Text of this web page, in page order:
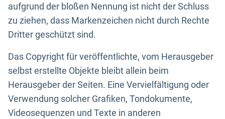
aufgrund der bloßen Nennung ist nicht der Schluss
zu ziehen, dass Markenzeichen nicht durch Rechte
Dritter geschützt sind.
Das Copyright für veröffentlichte, vom Herausgeber
selbst erstellte Objekte bleibt allein beim
Herausgeber der Seiten. Eine Vervielfältigung oder
Verwendung solcher Grafiken, Tondokumente,
Videosequenzen und Texte in anderen